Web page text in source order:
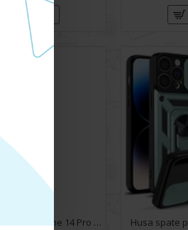
CUMPARA
Husa spate pentru iPhone 14 Pro Max- Bozo case Visiniu